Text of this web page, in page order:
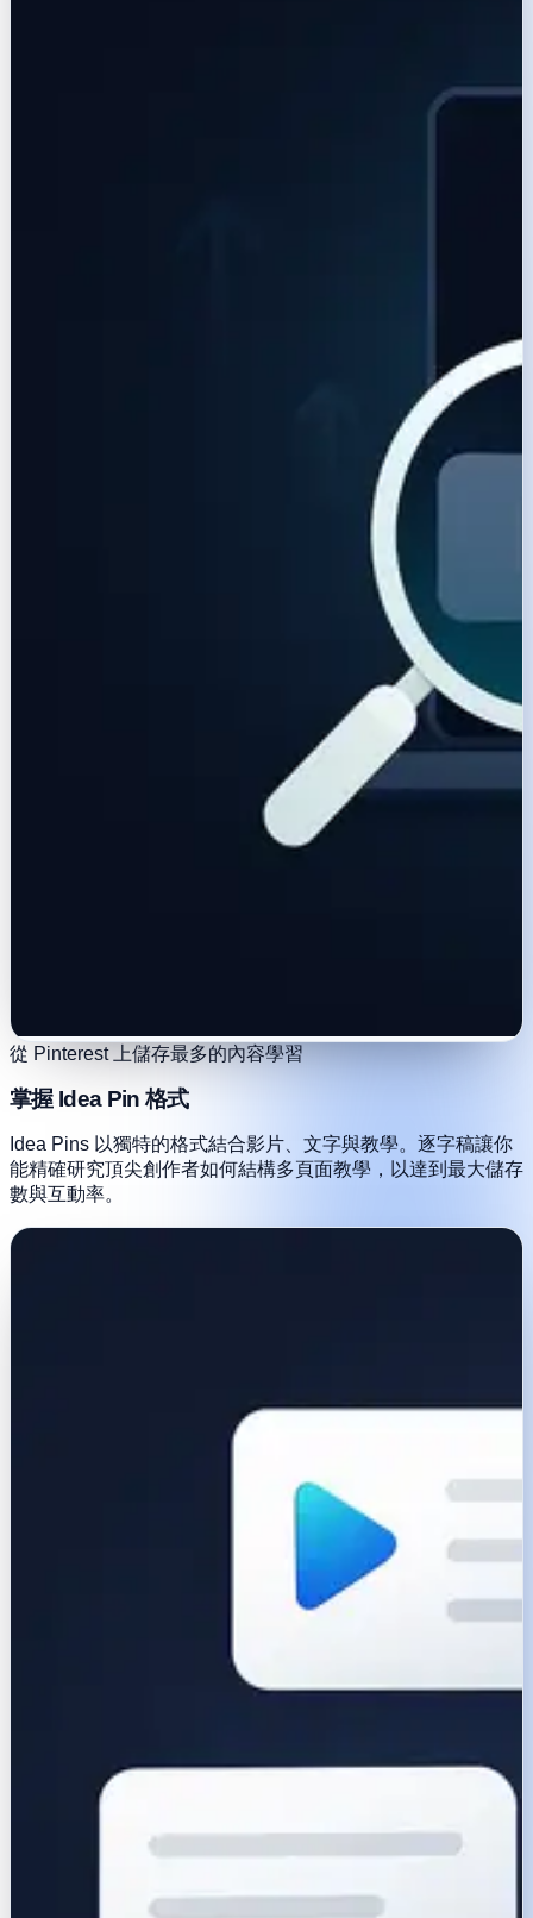
從 Pinterest 上儲存最多的內容學習
掌握 Idea Pin 格式
Idea Pins 以獨特的格式結合影片、文字與教學。逐字稿讓你
能精確研究頂尖創作者如何結構多頁面教學，以達到最大儲存
數與互動率。